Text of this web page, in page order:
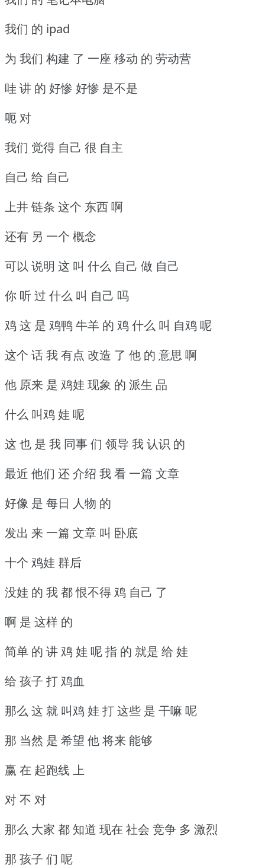
我们 的 ipad
为 我们 构建 了 一座 移动 的 劳动营
哇 讲 的 好惨 好惨 是不是
呃 对
我们 觉得 自己 很 自主
自己 给 自己
上井 链条 这个 东西 啊
还有 另 一个 概念
可以 说明 这 叫 什么 自己 做 自己
你 听 过 什么 叫 自己 吗
鸡 这 是 鸡鸭 牛羊 的 鸡 什么 叫 自鸡 呢
这个 话 我 有点 改造 了 他 的 意思 啊
他 原来 是 鸡娃 现象 的 派生 品
什么 叫鸡 娃 呢
这 也 是 我 同事 们 领导 我 认识 的
最近 他们 还 介绍 我 看 一篇 文章
好像 是 每日 人物 的
发出 来 一篇 文章 叫 卧底
十个 鸡娃 群后
没娃 的 我 都 恨不得 鸡 自己 了
啊 是 这样 的
简单 的 讲 鸡 娃 呢 指 的 就是 给 娃
给 孩子 打 鸡血
那么 这 就 叫鸡 娃 打 这些 是 干嘛 呢
那 当然 是 希望 他 将来 能够
赢 在 起跑线 上
对 不 对
那么 大家 都 知道 现在 社会 竞争 多 激烈
那 孩子 们 呢